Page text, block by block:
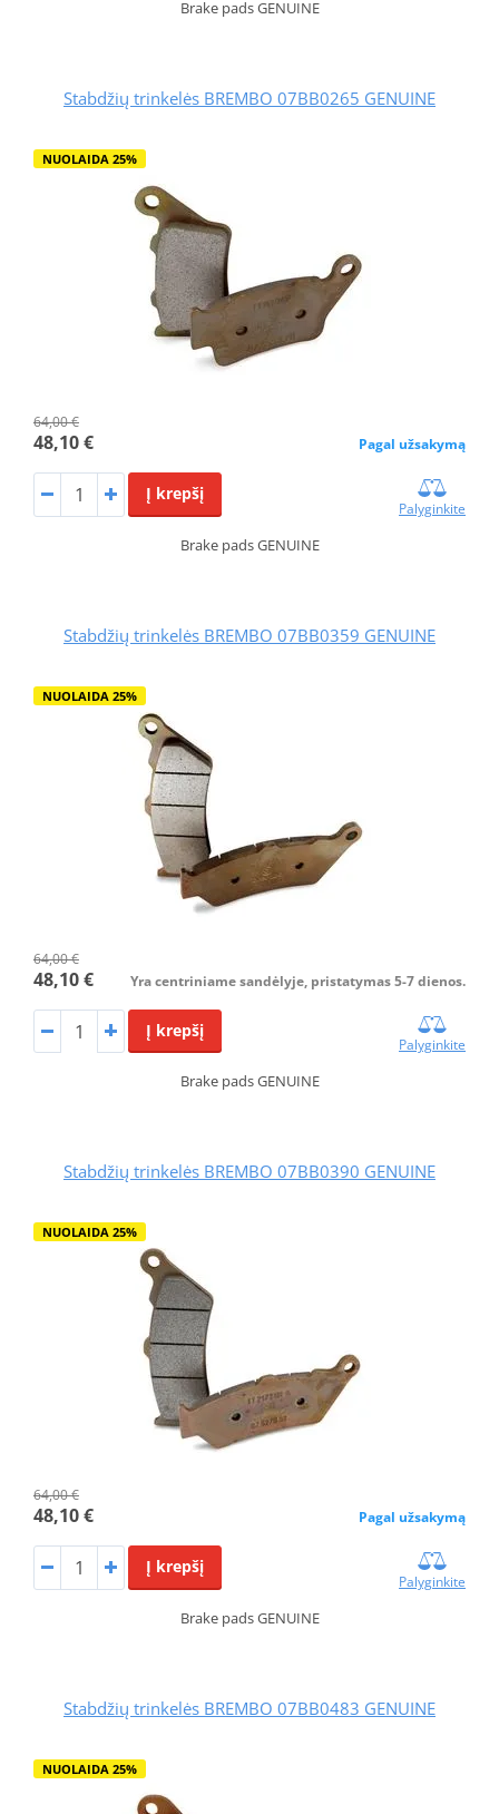
Brake pads GENUINE
Stabdžių trinkelės BREMBO 07BB0265 GENUINE
NUOLAIDA 25%
64,00 €
48,10 € Pagal užsakymą
Į krepšį
Palyginkite
Brake pads GENUINE
Stabdžių trinkelės BREMBO 07BB0359 GENUINE
NUOLAIDA 25%
64,00 €
48,10 € Yra centriniame sandėlyje, pristatymas 5-7 dienos.
Į krepšį
Palyginkite
Brake pads GENUINE
Stabdžių trinkelės BREMBO 07BB0390 GENUINE
NUOLAIDA 25%
64,00 €
48,10 € Pagal užsakymą
Į krepšį
Palyginkite
Brake pads GENUINE
Stabdžių trinkelės BREMBO 07BB0483 GENUINE
NUOLAIDA 25%